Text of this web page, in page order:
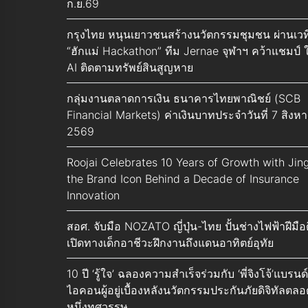
ก.ย.69
กรุงไทย หนุนเยาวชนสร้างนวัตกรรมชุมชน ผ่านเว
“ฮักแม่ Hackathon” ทีม Jernae จุฬาฯ คว้าแชมป์
AI ติดตามทรัพย์สินสูญหาย
กลุ่มงานตลาดการเงิน ธนาคารไทยพาณิชย์ (SCB
Financial Markets) ค่าเงินบาทประจำวันที่ 7 สิงห
2569
Roojai Celebrates 10 Years of Growth with
the Brand Icon Behind a Decade of Insurance
Innovation
สอศ. จับมือ NOZATO ญี่ปุ่น-ไทย ปั้นช่างไฟฟ้าฝีมื
เปิดทางเด็กอาชีวะฝึกงานถึงแดนอาทิตย์อุทัย
10 ปี ‘รู้ใจ’ ฉลองความสำเร็จร่วมกับ ‘พี่จิงโจ้’แบรนด์
ไอคอนผู้อยู่เบื้องหลังนวัตกรรมประกันภัยดิจิทัลตล